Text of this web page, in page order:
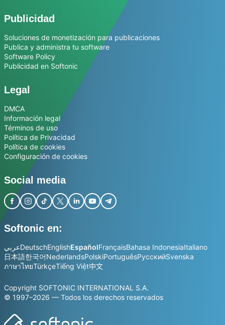
Publicidad
Soluciones de monetización para publicaciones
Publica y administra tu software
Software Policy
Publicidad en Softonic
Legal
DMCA
Información legal
Términos de uso
Política de Privacidad
Política de cookies
Configuración de cookies
Social media
Softonic en:
عربيDeutschEnglishEspañolFrançaisBahasa IndonesiaItaliano
日本語한국어NederlandsPolskiPortuguêsРусскийSvenska
ภาษาไทยTürkçeTiếng Việt中文
Copyright SOFTONIC INTERNATIONAL S.A.
© 1997–2026 — Todos los derechos reservados